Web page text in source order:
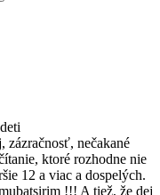
zázračnosť, nečakané
ktoré rozhodne nie
12 a viac a dospelých.
!!! A tiež, že dej